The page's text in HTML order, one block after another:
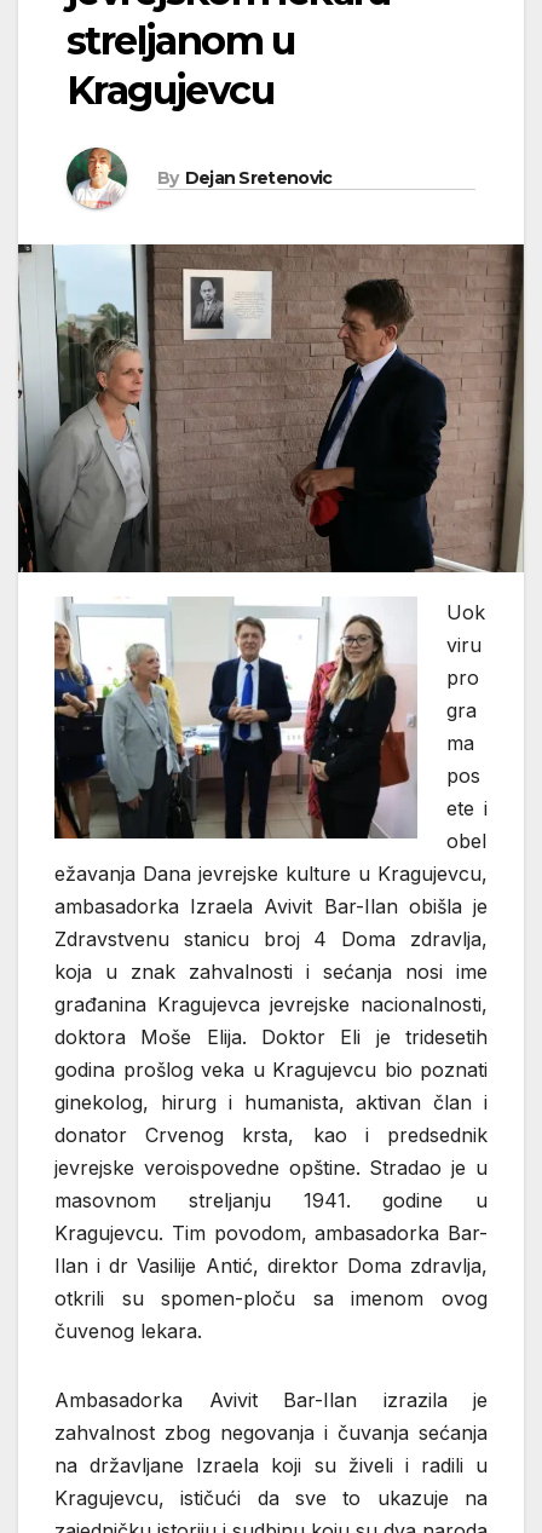
streljanom u
Kragujevcu
By Dejan Sretenovic
Uok
viru
pro
gra
ma
pos
ete i
obel
ežavanja Dana jevrejske kulture u Kragujevcu,
ambasadorka Izraela Avivit Bar-Ilan obišla je
Zdravstvenu stanicu broj 4 Doma zdravlja,
koja u znak zahvalnosti i sećanja nosi ime
građanina Kragujevca jevrejske nacionalnosti,
doktora Moše Elija. Doktor Eli je tridesetih
godina prošlog veka u Kragujevcu bio poznati
ginekolog, hirurg i humanista, aktivan član i
donator Crvenog krsta, kao i predsednik
jevrejske veroispovedne opštine. Stradao je u
masovnom streljanju 1941. godine u
Kragujevcu. Tim povodom, ambasadorka Bar-
Ilan i dr Vasilije Antić, direktor Doma zdravlja,
otkrili su spomen-ploču sa imenom ovog
čuvenog lekara.
Ambasadorka Avivit Bar-Ilan izrazila je
zahvalnost zbog negovanja i čuvanja sećanja
na državljane Izraela koji su živeli i radili u
Kragujevcu, ističući da sve to ukazuje na